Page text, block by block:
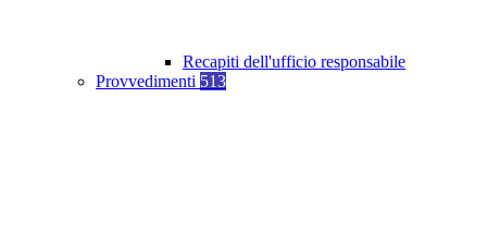
Recapiti dell'ufficio responsabile
Provvedimenti 513